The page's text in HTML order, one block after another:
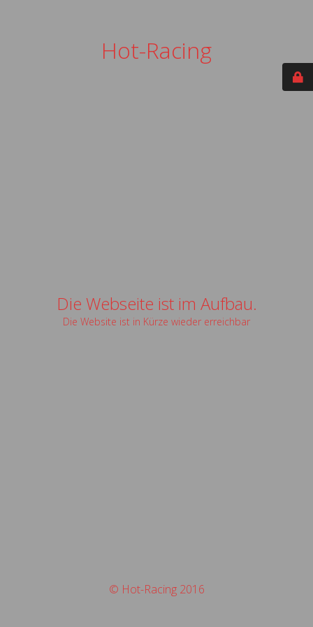
Hot-Racing
Die Webseite ist im Aufbau.
Die Website ist in Kürze wieder erreichbar
© Hot-Racing 2016